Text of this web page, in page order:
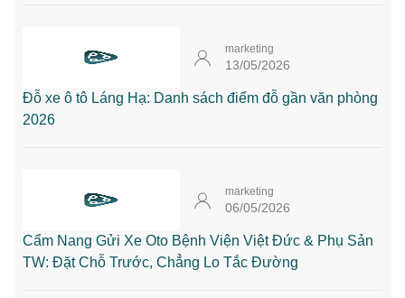
marketing
13/05/2026
Đỗ xe ô tô Láng Hạ: Danh sách điểm đỗ gần văn phòng
2026
marketing
06/05/2026
Cẩm Nang Gửi Xe Oto Bệnh Viện Việt Đức & Phụ Sản
TW: Đặt Chỗ Trước, Chẳng Lo Tắc Đường